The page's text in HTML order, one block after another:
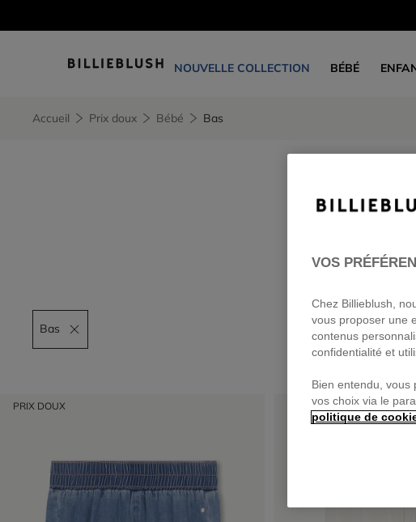
NOUVELLE COLLECTION BÉBÉ
Accueil Prix doux Bébé Bas
Bas
Remove filter Bas
PRIX DOUX PRIX DOUX
VOS
Chez Billieblush,
vous proposer une
contenus
confidentialité et
Bien entendu,
vos choix via le
politique de